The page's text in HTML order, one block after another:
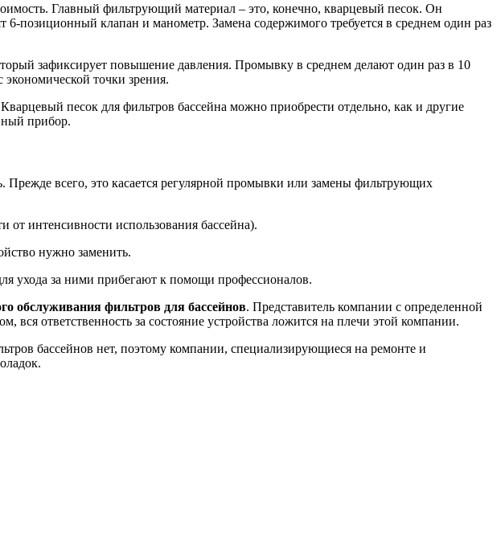
Главный фильтрующий материал – это, конечно, кварцевый песок. Он
6-позиционный клапан и манометр. Замена содержимого требуется в среднем один раз
зафиксирует повышение давления. Промывку в среднем делают один раз в 10
точки зрения.
песок для фильтров бассейна можно приобрести отдельно, как и другие
прибор.
Прежде всего, это касается регулярной промывки или замены фильтрующих
от интенсивности использования бассейна).
нужно заменить.
ухода за ними прибегают к помощи профессионалов.
обслуживания фильтров для бассейнов. Представитель компании с определенной
ответственность за состояние устройства ложится на плечи этой компании.
бассейнов нет, поэтому компании, специализирующиеся на ремонте и